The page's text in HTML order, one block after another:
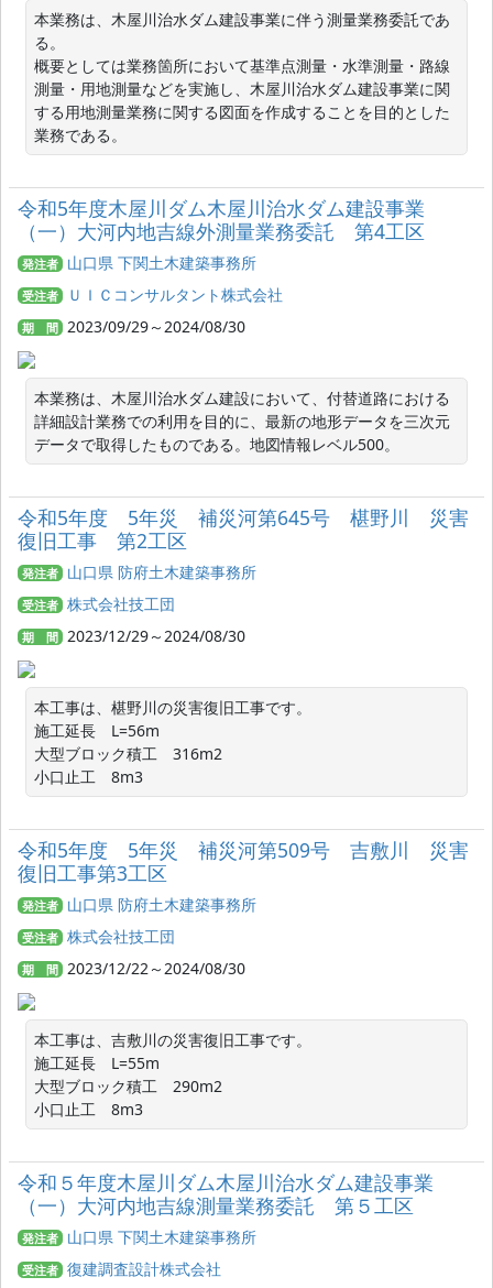
本業務は、木屋川治水ダム建設事業に伴う測量業務委託であ
る。
概要としては業務箇所において基準点測量・水準測量・路線
測量・用地測量などを実施し、木屋川治水ダム建設事業に関
する用地測量業務に関する図面を作成することを目的とした
業務である。
令和5年度木屋川ダム木屋川治水ダム建設事業
（一）大河内地吉線外測量業務委託 第4工区
発注者 山口県 下関土木建築事務所
受注者 ＵＩＣコンサルタント株式会社
期 間 2023/09/29～2024/08/30
本業務は、木屋川治水ダム建設において、付替道路における
詳細設計業務での利用を目的に、最新の地形データを三次元
データで取得したものである。地図情報レベル500。
令和5年度 5年災 補災河第645号 椹野川 災害
復旧工事 第2工区
発注者 山口県 防府土木建築事務所
受注者 株式会社技工団
期 間 2023/12/29～2024/08/30
本工事は、椹野川の災害復旧工事です。
施工延長　L=56m
大型ブロック積工　316m2
小口止工　8m3
令和5年度 5年災 補災河第509号 吉敷川 災害
復旧工事第3工区
発注者 山口県 防府土木建築事務所
受注者 株式会社技工団
期 間 2023/12/22～2024/08/30
本工事は、吉敷川の災害復旧工事です。
施工延長　L=55m
大型ブロック積工　290m2
小口止工　8m3
令和５年度木屋川ダム木屋川治水ダム建設事業
（一）大河内地吉線測量業務委託 第５工区
発注者 山口県 下関土木建築事務所
受注者 復建調査設計株式会社